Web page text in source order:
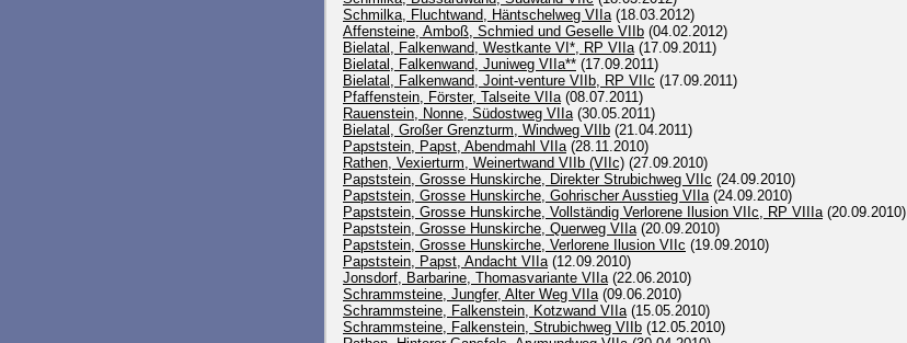
Schmilka, Fluchtwand, Häntschelweg VIIa(18.03.2012)
Affensteine, Amboß, Schmied und Geselle VIIb (04.02.2012)
Bielatal, Falkenwand, Westkante VI*, RP VIIa(17.09.2011)
Bielatal, Falkenwand, Juniweg VIIa** (17.09.2011)
Bielatal, Falkenwand, Joint-venture VIIb, RP VIIc (17.09.2011)
Pfaffenstein, Förster, Talseite VIIa(08.07.2011)
Rauenstein, Nonne, Südostweg VIIa(30.05.2011)
Bielatal, Großer Grenzturm, Windweg VIIb (21.04.2011)
Papststein, Papst, Abendmahl VIIa(28.11.2010)
Rathen, Vexierturm, Weinertwand VIIb (VIIc) (27.09.2010)
Papststein, Grosse Hunskirche, Direkter Strubichweg VIIc (24.09.2010)
Papststein, Grosse Hunskirche, Gohrischer Ausstieg VIIa(24.09.2010)
Papststein, Grosse Hunskirche, Vollständig Verlorene Ilusion VIIc, RP VIIIa(20.09.2010)
Papststein, Grosse Hunskirche, Querweg VIIa(20.09.2010)
Papststein, Grosse Hunskirche, Verlorene Ilusion VIIc (19.09.2010)
Papststein, Papst, Andacht VIIa(12.09.2010)
Jonsdorf, Barbarine, Thomasvariante VIIa(22.06.2010)
Schrammsteine, Jungfer, Alter Weg VIIa(09.06.2010)
Schrammsteine, Falkenstein, Kotzwand VIIa(15.05.2010)
Schrammsteine, Falkenstein, Strubichweg VIIb (12.05.2010)